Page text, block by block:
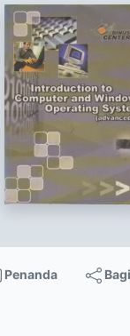
Penanda